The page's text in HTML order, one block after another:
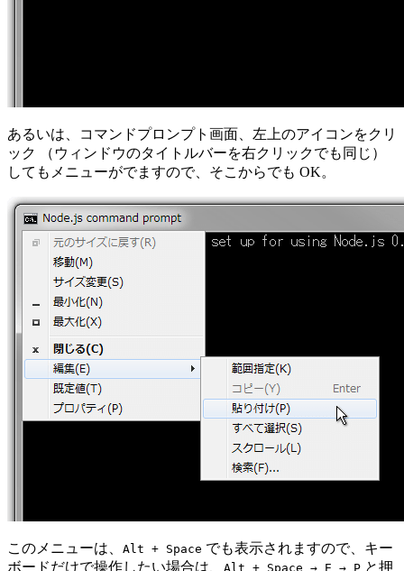
あるいは、コマンドプロンプト画面、左上のアイコンをクリ
ック （ウィンドウのタイトルバーを右クリックでも同じ）
してもメニューがでますので、そこからでも OK。
このメニューは、 Alt + Space でも表示されますので、キー
ボードだけで操作したい場合は、 Alt + Space → E → P と押